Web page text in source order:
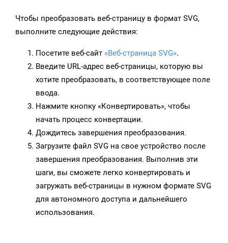
Чтобы преобразовать веб-страницу в формат SVG,
выполните следующие действия:
Посетите веб-сайт «Веб-страница SVG».
Введите URL-адрес веб-страницы, которую вы
хотите преобразовать, в соответствующее поле
ввода.
Нажмите кнопку «Конвертировать», чтобы
начать процесс конвертации.
Дождитесь завершения преобразования.
Загрузите файл SVG на свое устройство после
завершения преобразования. Выполнив эти
шаги, вы сможете легко конвертировать и
загружать веб-страницы в нужном формате SVG
для автономного доступа и дальнейшего
использования.